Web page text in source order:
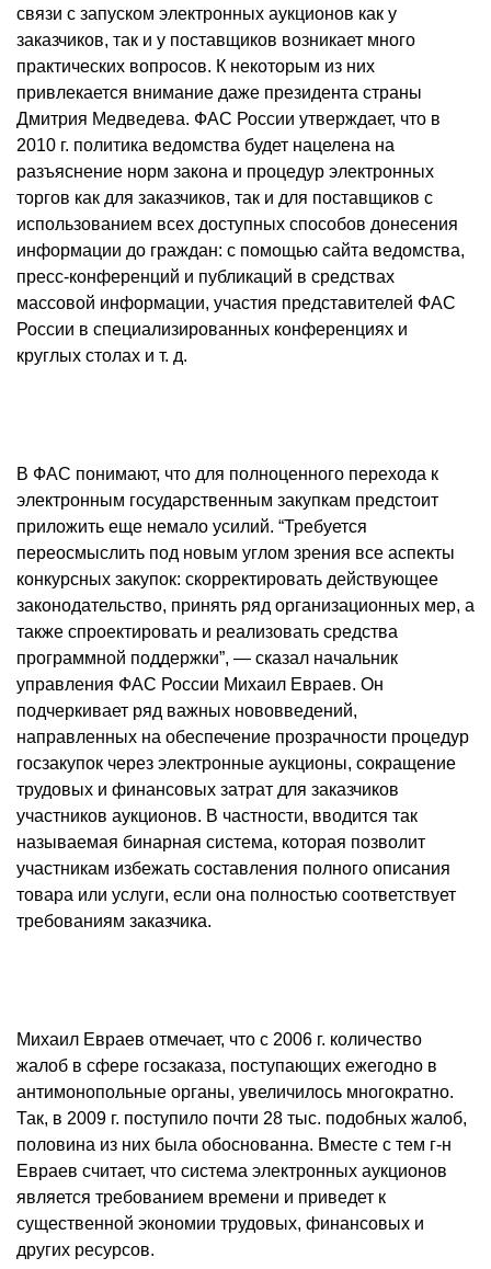
связи с запуском электронных аукционов как у
заказчиков, так и у поставщиков возникает много
практических вопросов. К некоторым из них
привлекается внимание даже президента страны
Дмитрия Медведева. ФАС России утверждает, что в
2010 г. политика ведомства будет нацелена на
разъяснение норм закона и процедур электронных
торгов как для заказчиков, так и для поставщиков с
использованием всех доступных способов донесения
информации до граждан: с помощью сайта ведомства,
пресс-конференций и публикаций в средствах
массовой информации, участия представителей ФАС
России в специализированных конференциях и
круглых столах и т. д.
В ФАС понимают, что для полноценного перехода к
электронным государственным закупкам предстоит
приложить еще немало усилий. “Требуется
переосмыслить под новым углом зрения все аспекты
конкурсных закупок: скорректировать действующее
законодательство, принять ряд организационных мер, а
также спроектировать и реализовать средства
программной поддержки”, — сказал начальник
управления ФАС России Михаил Евраев. Он
подчеркивает ряд важных нововведений,
направленных на обеспечение прозрачности процедур
госзакупок через электронные аукционы, сокращение
трудовых и финансовых затрат для заказчиков
участников аукционов. В частности, вводится так
называемая бинарная система, которая позволит
участникам избежать составления полного описания
товара или услуги, если она полностью соответствует
требованиям заказчика.
Михаил Евраев отмечает, что с 2006 г. количество
жалоб в сфере госзаказа, поступающих ежегодно в
антимонопольные органы, увеличилось многократно.
Так, в 2009 г. поступило почти 28 тыс. подобных жалоб,
половина из них была обоснованна. Вместе с тем г-н
Евраев считает, что система электронных аукционов
является требованием времени и приведет к
существенной экономии трудовых, финансовых и
других ресурсов.